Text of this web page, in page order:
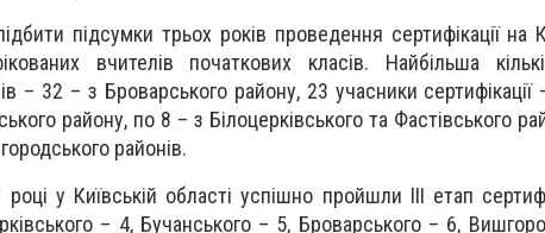
підсумки трьох років проведення сертифікації
вчителів початкових класів. Найбільша
– 32 – з Броварського району, 23 учасники
району, по 8 – з Білоцерківського та Фастівського
районів.
у Київській області успішно пройшли ІІІ етап
– 4, Бучанського – 5, Броварського – 6,